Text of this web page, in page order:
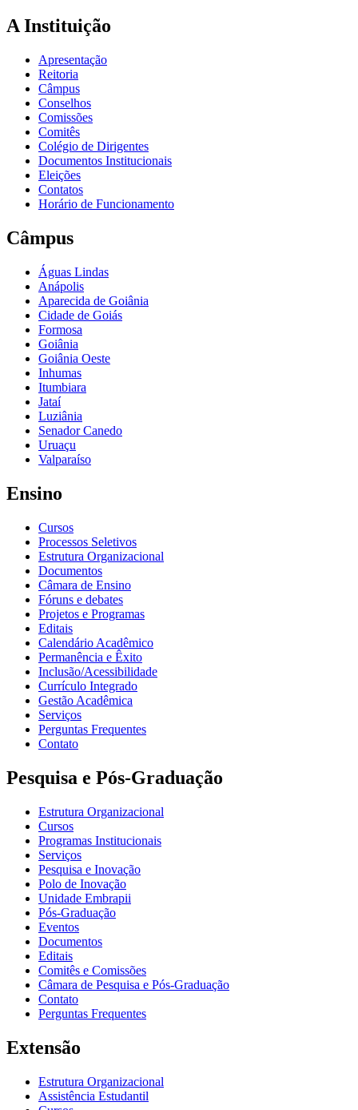
A Instituição
Apresentação
Reitoria
Câmpus
Conselhos
Comissões
Comitês
Colégio de Dirigentes
Documentos Institucionais
Eleições
Contatos
Horário de Funcionamento
Câmpus
Águas Lindas
Anápolis
Aparecida de Goiânia
Cidade de Goiás
Formosa
Goiânia
Goiânia Oeste
Inhumas
Itumbiara
Jataí
Luziânia
Senador Canedo
Uruaçu
Valparaíso
Ensino
Cursos
Processos Seletivos
Estrutura Organizacional
Documentos
Câmara de Ensino
Fóruns e debates
Projetos e Programas
Editais
Calendário Acadêmico
Permanência e Êxito
Inclusão/Acessibilidade
Currículo Integrado
Gestão Acadêmica
Serviços
Perguntas Frequentes
Contato
Pesquisa e Pós-Graduação
Estrutura Organizacional
Cursos
Programas Institucionais
Serviços
Pesquisa e Inovação
Polo de Inovação
Unidade Embrapii
Pós-Graduação
Eventos
Documentos
Editais
Comitês e Comissões
Câmara de Pesquisa e Pós-Graduação
Contato
Perguntas Frequentes
Extensão
Estrutura Organizacional
Assistência Estudantil